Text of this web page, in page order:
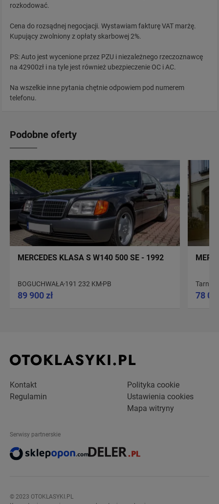
rozkodować.
Cena do rozsądnej negocjacji. Wystawiam fakturę VAT marżę.
Kupujący zwolniony z opłaty skarbowej 2%.
PS: Auto jest wycenione przez PZU i niezależnego rzeczoznawcę
na 42900zł i na tyle jest również ubezpieczenie OC i AC.
Na wszelkie inne pytania chętnie odpowiem pod numerem
telefonu.
Podobne oferty
MERCEDES KLASA S W140 500 SE - 1992
BOGUCHWAŁA191 232 KM PB
89 900 zł
Tarnów
78
Kontakt
Regulamin
Polityka cookie
Ustawienia cookies
Mapa witryny
Serwisy partnerskie
© 2023 OTOKLASYKI.PL